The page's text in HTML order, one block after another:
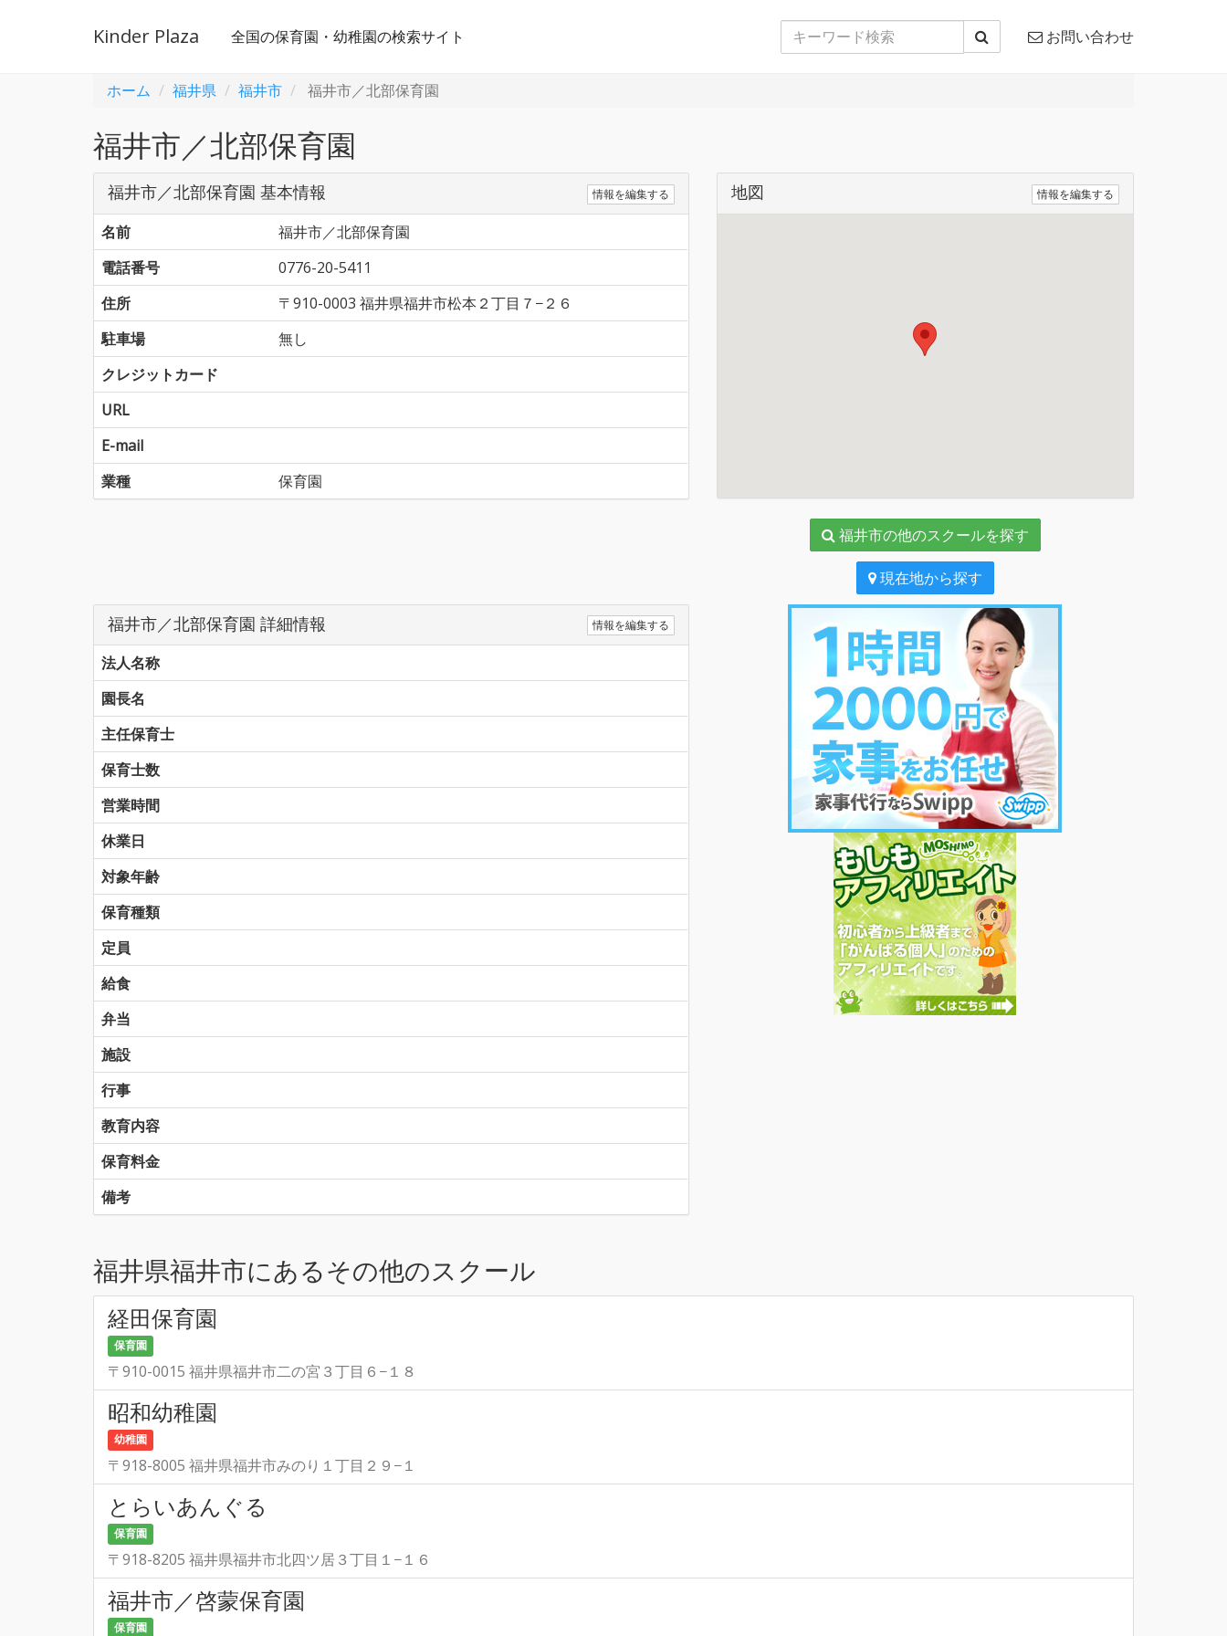
Kinder Plaza 全国の保育園・幼稚園の検索サイト お問い合わせ
ホーム 福井県 福井市 福井市／北部保育園
福井市／北部保育園
福井市／北部保育園 基本情報 情報を編集する
名前
福井市／北部保育園
電話番号
0776-20-5411
住所
〒910-0003 福井県福井市松本２丁目７−２６
駐車場
無し
クレジットカード
URL
E-mail
業種
保育園
地図 情報を編集する
福井市の他のスクールを探す
現在地から探す
福井市／北部保育園 詳細情報 情報を編集する
法人名称
園長名
主任保育士
保育士数
営業時間
休業日
対象年齢
保育種類
定員
給食
弁当
施設
行事
教育内容
保育料金
備考
福井県福井市にあるその他のスクール
経田保育園
保育園
〒910-0015 福井県福井市二の宮３丁目６−１８
昭和幼稚園
幼稚園
〒918-8005 福井県福井市みのり１丁目２９−１
とらいあんぐる
保育園
〒918-8205 福井県福井市北四ツ居３丁目１−１６
福井市／啓蒙保育園
保育園